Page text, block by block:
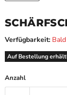
Verfügbarkeit:
Auf Bestellung
Anzahl